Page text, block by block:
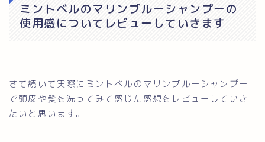
ミントベルのマリンブルーシャンプーの
使用感についてレビューしていきます
さて続いて実際にミントベルのマリンブルーシャンプー
で頭皮や髪を洗ってみて感じた感想をレビューしていき
たいと思います。